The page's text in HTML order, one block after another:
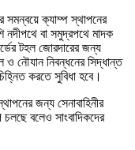
সমন্বয়ে ক্যাম্প স্থাপনের
নদীপথে বা সমুদ্রপথে মাদক
টহল জোরদারের জন্য
ও নৌযান নিবন্ধনের সিদ্ধান্ত
করতে সুবিধা হবে।
জন্য সেনাবাহিনীর
বলেও সাংবাদিকদের